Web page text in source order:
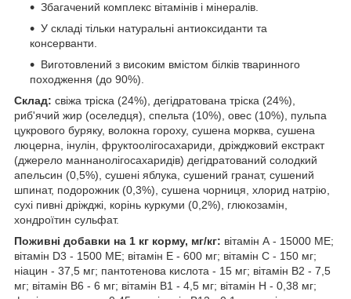
Збагачений комплекс вітамінів і мінералів.
У складі тільки натуральні антиоксиданти та
консерванти.
Виготовлений з високим вмістом білків тваринного
походження (до 90%).
Склад: свіжа тріска (24%), дегідратована тріска (24%),
риб'ячий жир (оселедця), спельта (10%), овес (10%), пульпа
цукрового буряку, волокна гороху, сушена морква, сушена
люцерна, інулін, фруктоолігосахариди, дріжджовий екстракт
(джерело маннанолігосахаридів) дегідратований солодкий
апельсин (0,5%), сушені яблука, сушений гранат, сушений
шпинат, подорожник (0,3%), сушена чорниця, хлорид натрію,
сухі пивні дріжджі, корінь куркуми (0,2%), глюкозамін,
хондроїтин сульфат.
Поживні добавки на 1 кг корму, мг/кг: вітамін А - 15000 ME;
вітамін D3 - 1500 ME; вітамін Е - 600 мг; вітамін С - 150 мг;
ніацин - 37,5 мг; пантотенова кислота - 15 мг; вітамін В2 - 7,5
мг; вітамін В6 - 6 мг; вітамін B1 - 4,5 мг; вітамін H - 0,38 мг;